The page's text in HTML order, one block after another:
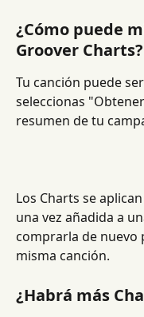
¿Cómo puede
Groover Charts?
Tu canción puede
seleccionas
resumen de tu
Los Charts se
una vez añadida a
comprarla de nuevo
misma canción.
¿Habrá más